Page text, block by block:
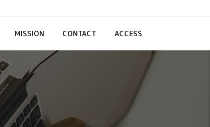
MISSION CONTACT ACCESS